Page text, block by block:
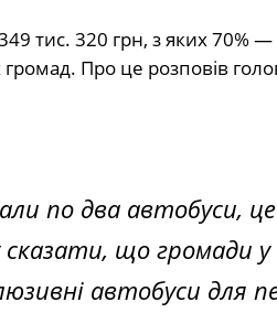
тис. 320 грн, з яких
громад. Про це розповів
по два автобуси,
сказати, що громади
автобуси для